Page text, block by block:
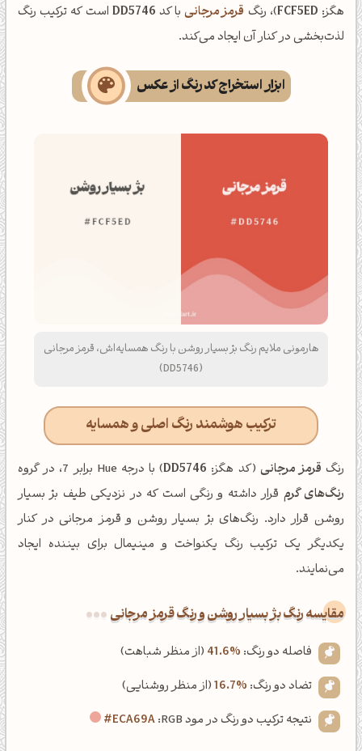
هگز: FCF5ED)، رنگ قرمز مرجانیبا کد DD5746 است که ترکیب رنگ
لذت‌بخشی در کنار آن ایجاد می‌کند.
ابزار استخراج کد رنگ از عکس
هارمونی ملایم رنگ بژ بسیار روشن با رنگ همسایه‌اش، قرمز مرجانی
(DD5746)
ترکیب هوشمند رنگ اصلی و همسایه
رنگ قرمز مرجانی (کد هگز: DD5746) با درجه Hue برابر 7، در گروه
رنگ‌های گرم قرار داشته و رنگی است که در نزدیکی طیف بژ بسیار
روشن قرار دارد. رنگ‌های بژ بسیار روشن و قرمز مرجانی در کنار
یکدیگر یک ترکیب رنگ یکنواخت و مینیمال برای بیننده ایجاد
می‌نمایند.
‌مقایسه رنگ بژ بسیار روشن و رنگ قرمز مرجانی
فاصله دو رنگ: 41.6% (از منظر شباهت)
تضاد دو رنگ: 16.7%(از منظر روشنایی)
نتیجه ترکیب دو رنگ در مود RGB:
#ECA69A